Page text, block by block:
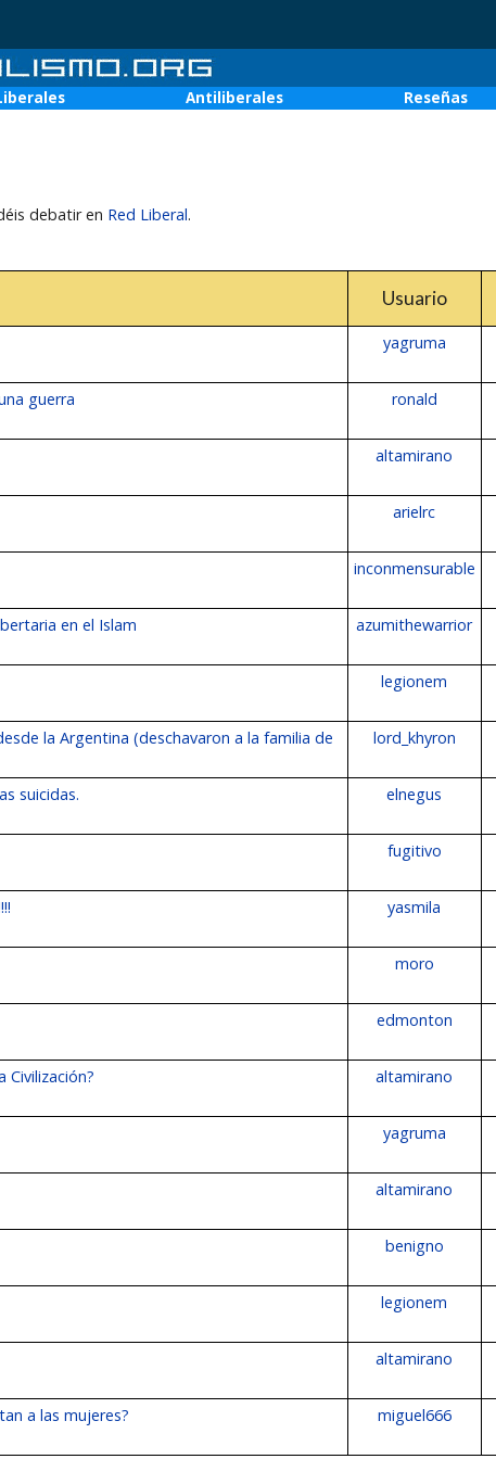
Antiliberales Reseñas
debatir en Red Liberal.
Usuario
yagruma
guerra ronald
altamirano
arielrc
inconmensurable
en el Islam azumithewarrior
legionem
la Argentina (deschavaron a la familia de
lord_khyron
suicidas. elnegus
fugitivo
yasmila
moro
edmonton
Civilización? altamirano
yagruma
altamirano
benigno
legionem
altamirano
a las mujeres? miguel666